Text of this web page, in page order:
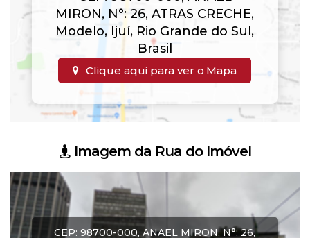
MIRON, N°: 26,ATRAS CRECHE,
Modelo, Ijuí, Rio Grande do Sul,
Brasil
Clique aqui para ver o Mapa
Imagem da Rua do Imóvel
CEP: 98700-000,ANAEL MIRON,N°:26,